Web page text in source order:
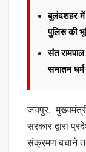
बुलंदशहर में
पुलिस की
संत
सनातन
जयपुर,
सरकार द्वारा
संक्रमण बचाने